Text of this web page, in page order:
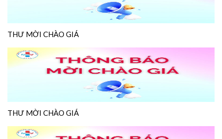
THƯ MỜI CHÀO GIÁ
THƯ MỜI CHÀO GIÁ